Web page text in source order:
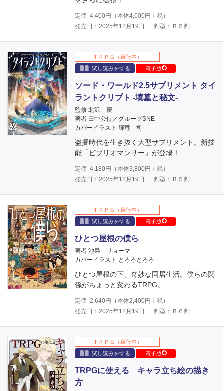
定価 4,400円（本体4,000円＋税）
発売日：2025年12月19日
判型：Ｂ５判
ＴＲＰＧ（単行本）
試し読みをする
電子版
ソード・ワールド2.5サプリメント タイ
ラントクリプト ‐墳墓と秘文‐
監修 北沢 慶
著者 田中公侍／グループSNE
カバーイラスト 輝竜 司
盗掘時代を生き抜く大型サプリメント。新技
能「ビブリオマンサー」が登場！
定価 4,180円（本体3,800円＋税）
発売日：2025年12月19日
判型：Ｂ５判
ＴＲＰＧ（単行本）
試し読みをする
電子版
ひとつ屋根の僕ら
著者 池梟 リョーマ
カバーイラスト とろろとろろ
ひとつ屋根の下、奇妙な同居生活。僕らの関
係がちょっと変わるTRPG。
定価 2,640円（本体2,400円＋税）
発売日：2025年12月19日
判型：Ｂ６判
ＴＲＰＧ（単行本）
試し読みをする
電子版
TRPGに使える キャラ立ち絵の描き
方